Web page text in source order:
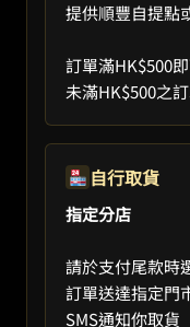
提供順豐自提點
訂單滿HK$500
未滿HK$500之
自行取貨
指定分店
請於支付尾款時
訂單送達指定門
SMS通知你取貨